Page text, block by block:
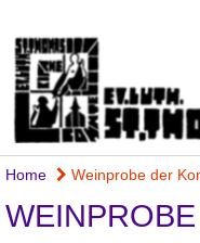
Home Weinprobe der